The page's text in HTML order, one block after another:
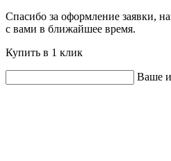
Спасибо за оформление заявки,
с вами в ближайшее время.
Купить в 1 клик
Ваше